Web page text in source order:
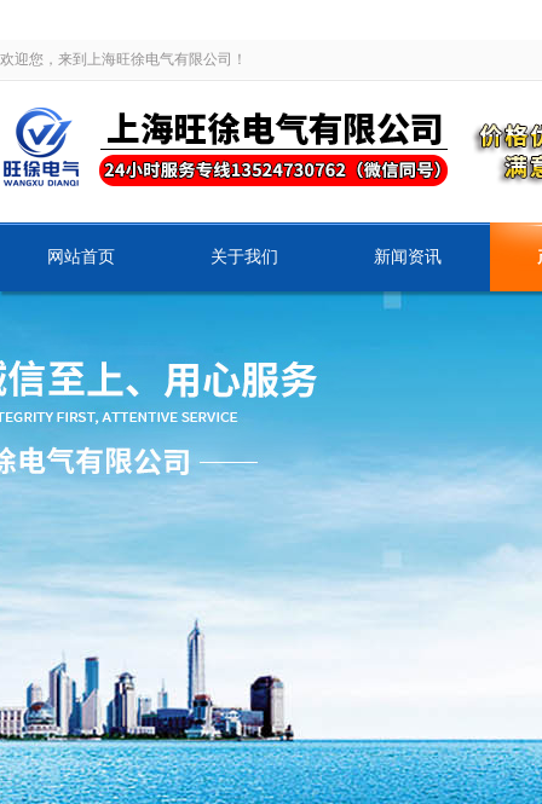
欢迎您，来到上海旺徐电气有限公司！
网站首页 关于我们 新闻资讯